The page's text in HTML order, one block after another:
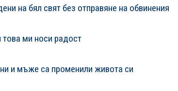
на бял свят без отправяне на обвинения
това ми носи радост
и мъже са променили живота си